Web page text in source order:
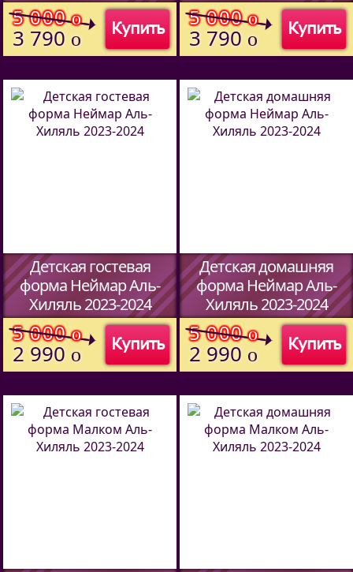
(Код:634870127 )
Купить
5 000o
3 790 o
(Код:634870127 )
Купить
5 000o
3 790 o
Детская гостевая
форма Неймар Аль-
Хиляль 2023-2024
(Код:00)
Купить
5 000o
2 990 o
Детская домашняя
форма Неймар Аль-
Хиляль 2023-2024
(Код:00)
Купить
5 000o
2 990 o